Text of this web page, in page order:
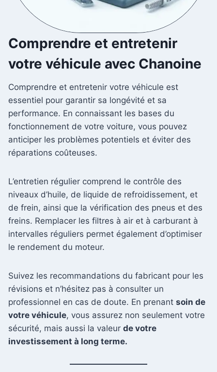
Comprendre et entretenir
votre véhicule avec Chanoine
Comprendre et entretenir votre véhicule est
essentiel pour garantir sa longévité et sa
performance. En connaissant les bases du
fonctionnement de votre voiture, vous pouvez
anticiper les problèmes potentiels et éviter des
réparations coûteuses.
L’entretien régulier comprend le contrôle des
niveaux d’huile, de liquide de refroidissement, et
de frein, ainsi que la vérification des pneus et des
freins. Remplacer les filtres à air et à carburant à
intervalles réguliers permet également d’optimiser
le rendement du moteur.
Suivez les recommandations du fabricant pour les
révisions et n’hésitez pas à consulter un
professionnel en cas de doute. En prenant soin de
votre véhicule, vous assurez non seulement votre
sécurité, mais aussi la valeur de votre
investissement à long terme.